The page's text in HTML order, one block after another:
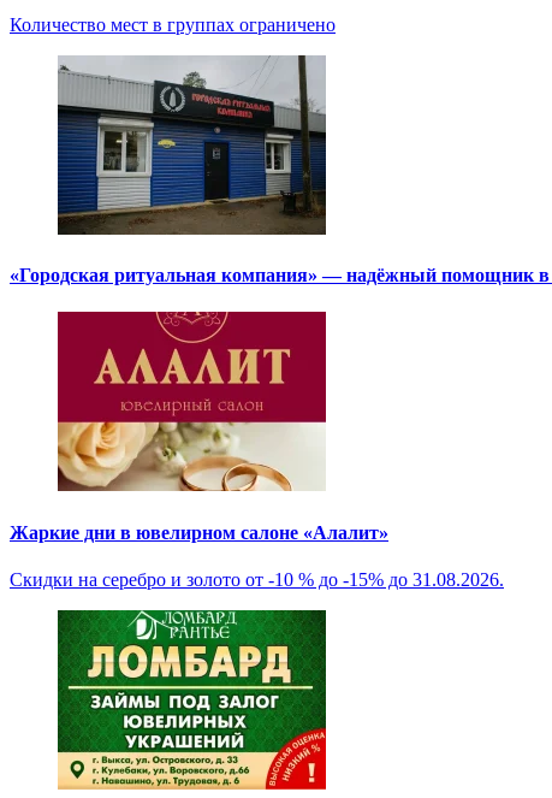
Количество мест в группах ограничено
«Городская ритуальная компания» — надёжный помощник в
Жаркие дни в ювелирном салоне «Алалит»
Скидки на серебро и золото от -10 % до -15% до 31.08.2026.